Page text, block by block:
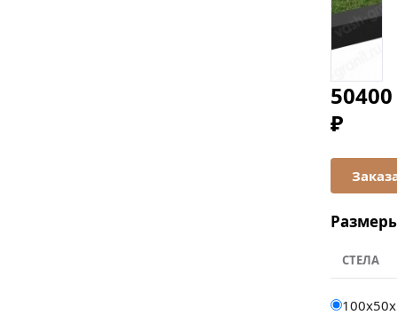
50400
₽
СТЕЛА